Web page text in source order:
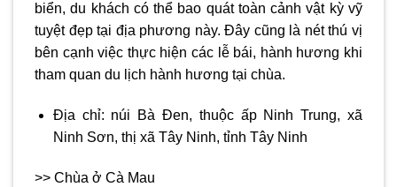
biển, du khách có thể bao quát toàn cảnh vật kỳ vỹ
tuyệt đẹp tại địa phương này. Đây cũng là nét thú vị
bên cạnh việc thực hiện các lễ bái, hành hương khi
tham quan du lịch hành hương tại chùa.
Địa chỉ: núi Bà Đen, thuộc ấp Ninh Trung, xã
Ninh Sơn, thị xã Tây Ninh, tỉnh Tây Ninh
>> Chùa ở Cà Mau